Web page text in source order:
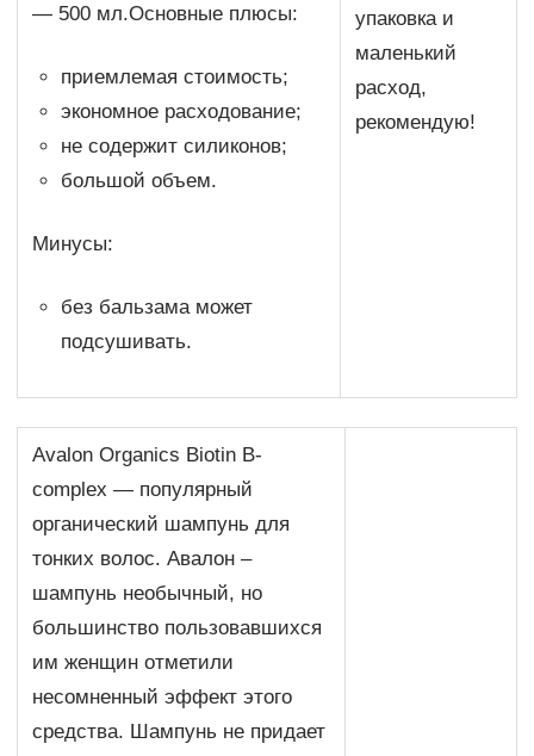
— 500 мл.Основные плюсы:
приемлемая стоимость;
экономное расходование;
не содержит силиконов;
большой объем.
Минусы:
без бальзама может
подсушивать.
упаковка и
маленький
расход,
рекомендую!
Avalon Organics Biotin B-
complex — популярный
органический шампунь для
тонких волос. Авалон –
шампунь необычный, но
большинство пользовавшихся
им женщин отметили
несомненный эффект этого
средства. Шампунь не придает